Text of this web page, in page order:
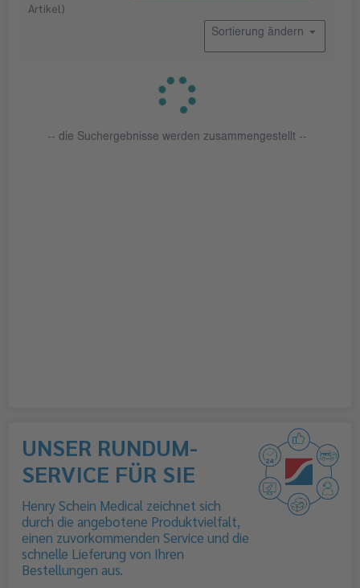
Artikel)
Sortierung ändern
-- die Suchergebnisse werden zusammengestellt --
UNSER RUNDUM-
SERVICE FÜR SIE
Henry Schein Medical zeichnet sich
durch die angebotene Produktvielfalt,
einen zuvorkommenden Service und die
schnelle Lieferung von Ihren
Bestellungen aus.